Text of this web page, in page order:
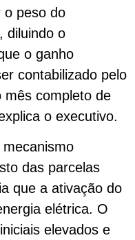
o peso do
diluindo o
o ganho
contabilizado pelo
mês completo de
o executivo.
das parcelas
que a ativação do
elétrica. O
elevados e